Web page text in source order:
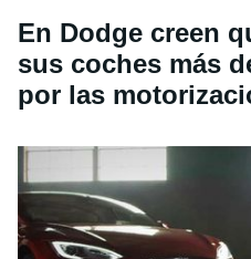
En Dodge creen
sus coches más
por las